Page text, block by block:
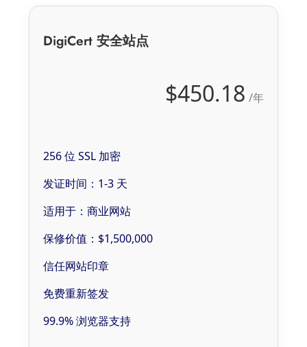
DigiCert 安全站点
$450.18 /年
256 位 SSL 加密
发证时间：1-3 天
适用于：商业网站
保修价值：$1,500,000
信任网站印章
免费重新签发
99.9% 浏览器支持